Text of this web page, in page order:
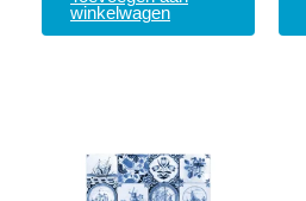
winkelwagen